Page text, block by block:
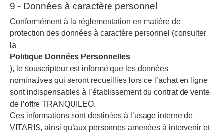
9 - Données à caractère personnel
Conformément à la réglementation en matière de
protection des données à caractère personnel (consulter
la
Politique Données Personnelles
), le souscripteur est informé que les données
nominatives qui seront recueillies lors de l’achat en ligne
sont indispensables à l’établissement du contrat de vente
de l’offre TRANQUILEO.
Ces informations sont destinées à l’usage interne de
VITARIS, ainsi qu’aux personnes amenées à intervenir et